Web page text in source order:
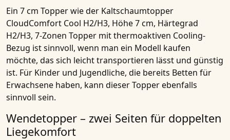
Ein 7 cm Topperwie der Kaltschaumtopper
CloudComfort Cool H2/H3, Höhe 7 cm, Härtegrad
H2/H3, 7-Zonen Topper mit thermoaktiven Cooling-
Bezug ist sinnvoll, wenn man ein Modell kaufen
möchte, das sich leicht transportieren lässt und günstig
ist. Für Kinder und Jugendliche, die bereits Betten für
Erwachsene haben, kann dieser Topper ebenfalls
sinnvoll sein.
Wendetopper – zwei Seiten für doppelten
Liegekomfort